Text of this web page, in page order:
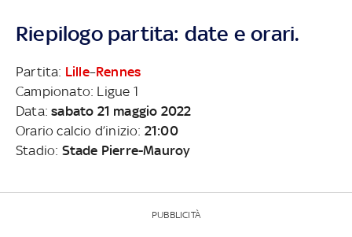
Riepilogo partita: date e orari.
Partita: Lille–Rennes
Campionato: Ligue 1
Data:sabato 21 maggio 2022
Orario calcio d’inizio: 21:00
Stadio: Stade Pierre-Mauroy
PUBBLICITÀ